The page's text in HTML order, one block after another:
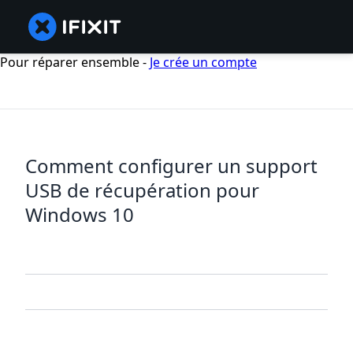
Pour réparer ensemble - Je crée un compte
Comment configurer un support
USB de récupération pour
Windows 10